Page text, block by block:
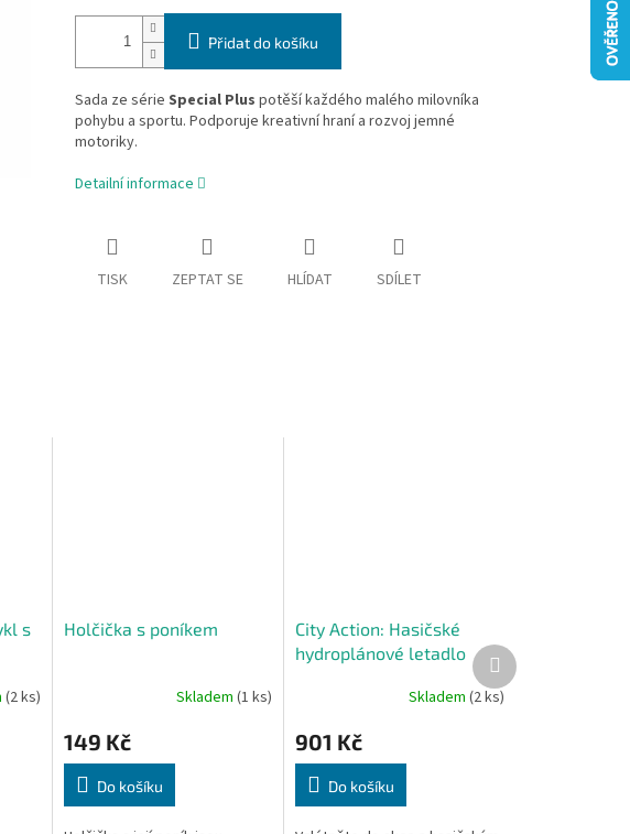
Přidat do košíku
Sada ze série Special Plus potěší každého malého milovníka
pohybu a sportu. Podporuje kreativní hraní a rozvoj jemné
motoriky.
Detailní informace
TISK ZEPTAT SE HLÍDAT SDÍLET
s
(2 ks)
Holčička s poníkem
Skladem(1 ks)
149 Kč
Do košíku
City Action: Hasičské
hydroplánové letadlo
Skladem (2 ks)
901 Kč
Do košíku
Další
produkt